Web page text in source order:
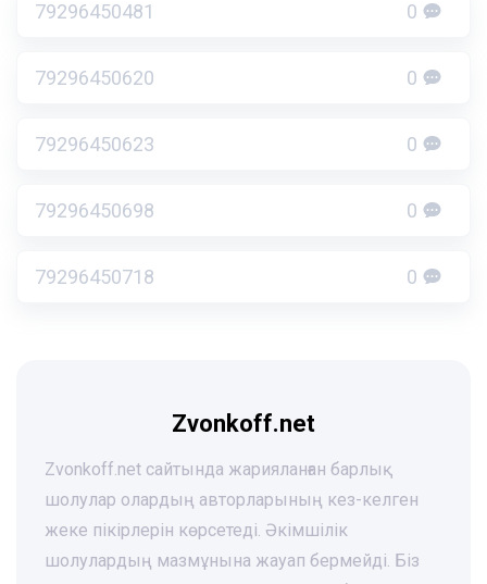
79296450481 0
79296450620 0
79296450623 0
79296450698 0
79296450718 0
Zvonkoff.net
Zvonkoff.net сайтында жарияланған барлық
шолулар олардың авторларының кез-келген
жеке пікірлерін көрсетеді. Әкімшілік
шолулардың мазмұнына жауап бермейді. Біз